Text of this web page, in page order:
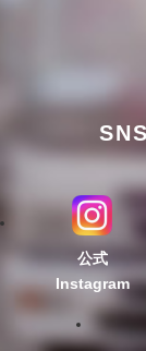
公式
Instagram